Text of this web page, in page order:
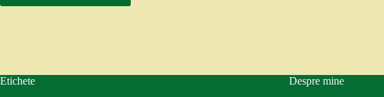
Etichete Despre mine